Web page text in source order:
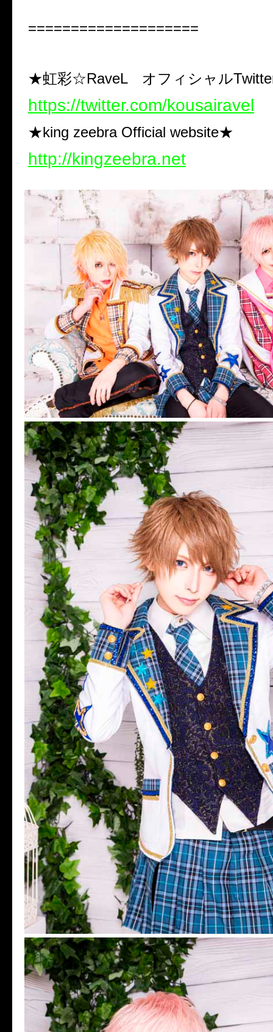
====================
★虹彩☆RaveL オフィシャル
https://twitter.com/kousairavel
★king zeebra Official website★
http://kingzeebra.net